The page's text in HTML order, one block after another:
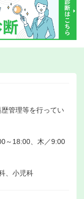
管理等を行ってい
～18:00、木／9:00
、小児科